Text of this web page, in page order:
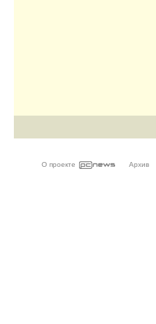
О проекте Архив